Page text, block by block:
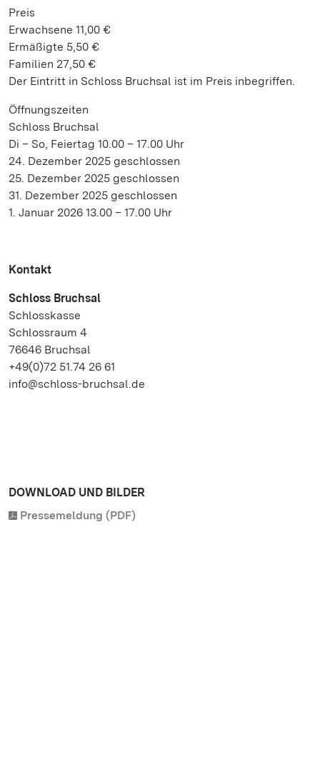
Preis
Erwachsene 11,00 €
Ermäßigte 5,50 €
Familien 27,50 €
Der Eintritt in Schloss Bruchsal ist im Preis inbegriffen.
Öffnungszeiten
Schloss Bruchsal
Di – So, Feiertag 10.00 – 17.00 Uhr
24. Dezember 2025 geschlossen
25. Dezember 2025 geschlossen
31. Dezember 2025 geschlossen
1. Januar 2026 13.00 – 17.00 Uhr
Kontakt
Schloss Bruchsal
Schlosskasse
Schlossraum 4
76646 Bruchsal
+49(0)72 51.74 26 61
info@schloss-bruchsal.de
DOWNLOAD UND BILDER
Pressemeldung (PDF)